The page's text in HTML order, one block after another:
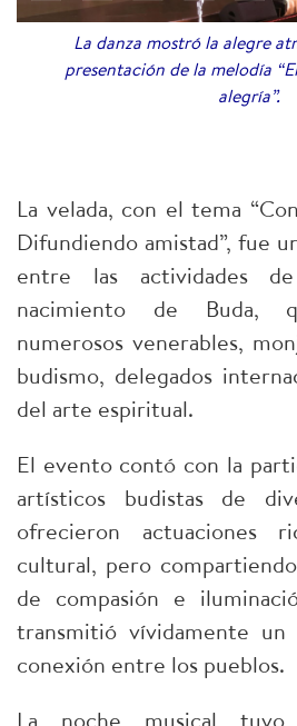
La danza mostró la alegre
presentación de la melodía
alegría”.
La velada, con el tema
Difundiendo amistad”, fue
entre las actividades
nacimiento de Buda,
numerosos venerables,
budismo, delegados
del arte espiritual.
El evento contó con la
artísticos budistas de
ofrecieron actuaciones
cultural, pero
de compasión e
transmitió vívidamente
conexión entre los pueblos.
La noche musical